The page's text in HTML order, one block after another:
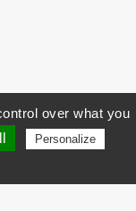
over what you
Personalize